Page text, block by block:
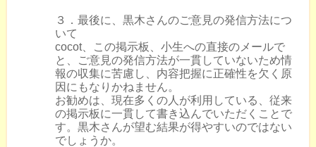
３．最後に、黒木さんのご意見の発信方法につ
いて
cocot、この掲示板、小生への直接のメールで
と、ご意見の発信方法が一貫していないため情
報の収集に苦慮し、内容把握に正確性を欠く原
因にもなりかねません。
お勧めは、現在多くの人が利用している、従来
の掲示板に一貫して書き込んでいただくことで
す。黒木さんが望む結果が得やすいのではない
でしょうか。